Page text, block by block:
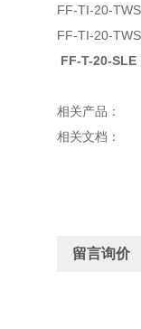
FF-TI-20-
FF-TI-20-
FF-T-20-SLE
相关产品：
相关文档：
留言询价